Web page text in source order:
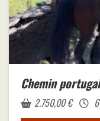
Chemin
2.750,00€